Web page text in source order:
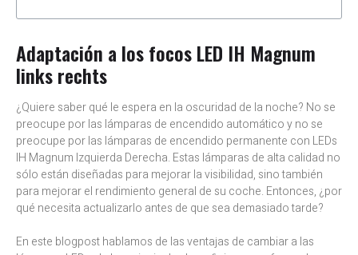
Adaptación a los focos LED IH Magnum
links rechts
¿Quiere saber qué le espera en la oscuridad de la noche? No se
preocupe por las lámparas de encendido automático y no se
preocupe por las lámparas de encendido permanente con LEDs
IH Magnum Izquierda Derecha. Estas lámparas de alta calidad no
sólo están diseñadas para mejorar la visibilidad, sino también
para mejorar el rendimiento general de su coche. Entonces, ¿por
qué necesita actualizarlo antes de que sea demasiado tarde?
En este blogpost hablamos de las ventajas de cambiar a las